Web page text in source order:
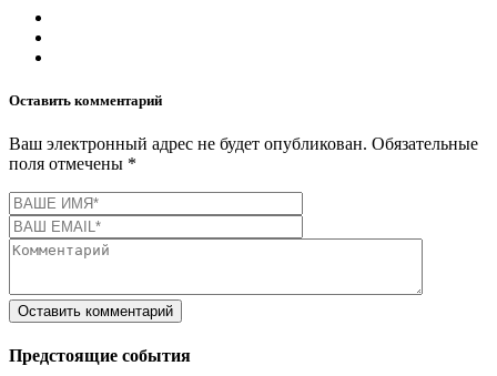
Оставить комментарий
Ваш электронный адрес не будет опубликован. Обязательные
поля отмечены *
Оставить комментарий
Предстоящие события